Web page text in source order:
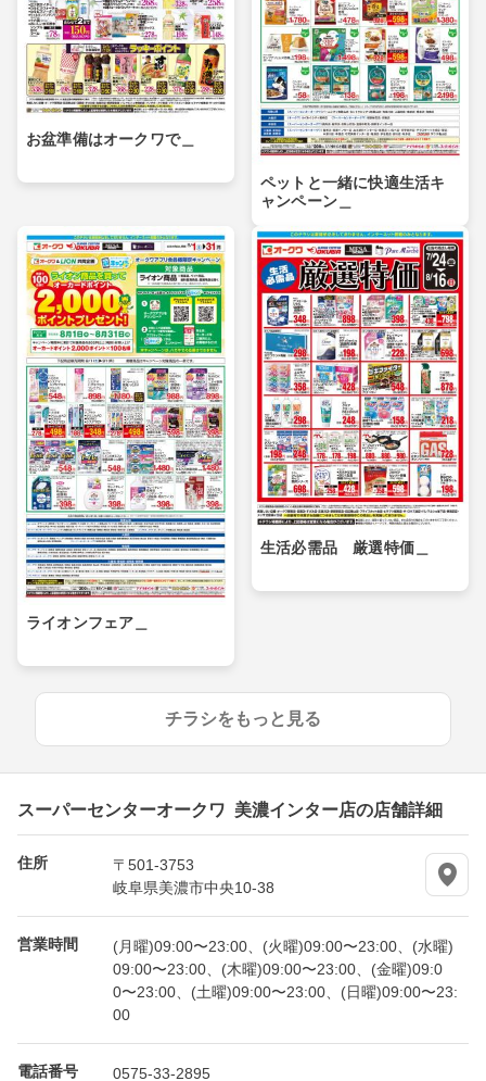
お盆準備はオークワで＿
ペットと一緒に快適生活キ
ャンペーン＿
ライオンフェア＿
生活必需品 厳選特価＿
チラシをもっと見る
スーパーセンターオークワ 美濃インター店の店舗詳細
住所
〒501-3753
岐阜県美濃市中央10-38
営業時間
(月曜)09:00〜23:00、(火曜)09:00〜23:00、(水曜)
09:00〜23:00、(木曜)09:00〜23:00、(金曜)09:0
0〜23:00、(土曜)09:00〜23:00、(日曜)09:00〜23:
00
電話番号 0575-33-2895